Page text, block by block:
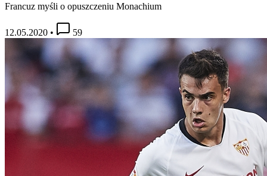
Francuz myśli o opuszczeniu Monachium
12.05.2020 • 59